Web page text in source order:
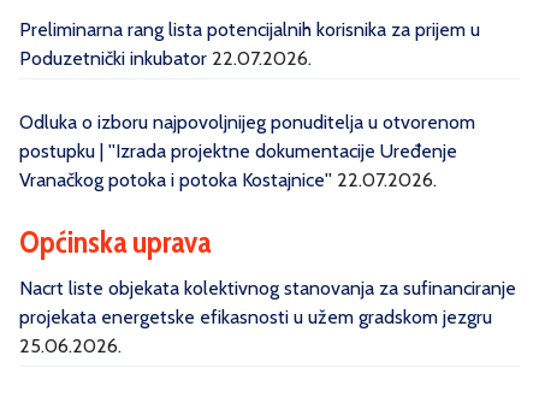
Preliminarna rang lista potencijalnih korisnika za prijem u
Poduzetnički inkubator 22.07.2026.
Odluka o izboru najpovoljnijeg ponuditelja u otvorenom
postupku | ''Izrada projektne dokumentacije Uređenje
Vranačkog potoka i potoka Kostajnice'' 22.07.2026.
Općinska uprava
Nacrt liste objekata kolektivnog stanovanja za sufinanciranje
projekata energetske efikasnosti u užem gradskom jezgru
25.06.2026.